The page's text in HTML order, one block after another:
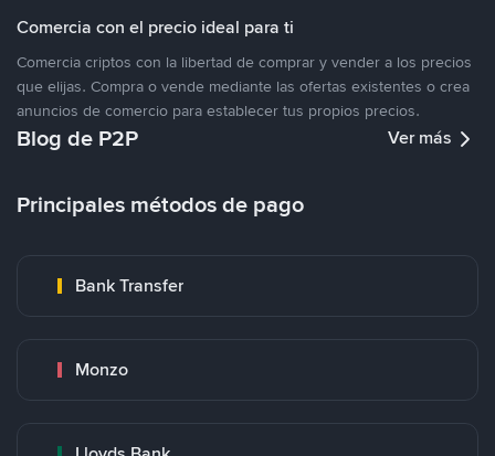
Comercia con el precio ideal para ti
Comercia criptos con la libertad de comprar y vender a los precios
que elijas. Compra o vende mediante las ofertas existentes o crea
anuncios de comercio para establecer tus propios precios.
Blog de P2P Ver más
Principales métodos de pago
Bank Transfer
Monzo